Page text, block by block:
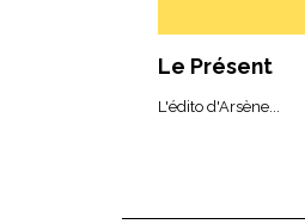
Le Présent
L'édito d'Arsène...